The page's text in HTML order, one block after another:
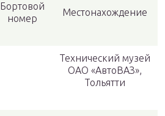
Бортовой
номер
Местонахождение
Технический музей
ОАО «АвтоВАЗ»,
Тольятти